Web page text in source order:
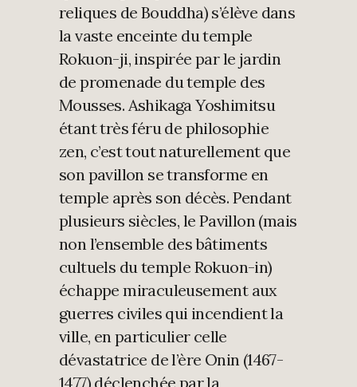
reliques de Bouddha) s’élève dans
la vaste enceinte du temple
Rokuon-ji, inspirée par le jardin
de promenade du temple des
Mousses. Ashikaga Yoshimitsu
étant très féru de philosophie
zen, c’est tout naturellement que
son pavillon se transforme en
temple après son décès. Pendant
plusieurs siècles, le Pavillon (mais
non l’ensemble des bâtiments
cultuels du temple Rokuon-in)
échappe miraculeusement aux
guerres civiles qui incendient la
ville, en particulier celle
dévastatrice de l’ère Onin (1467-
1477) déclenchée par la